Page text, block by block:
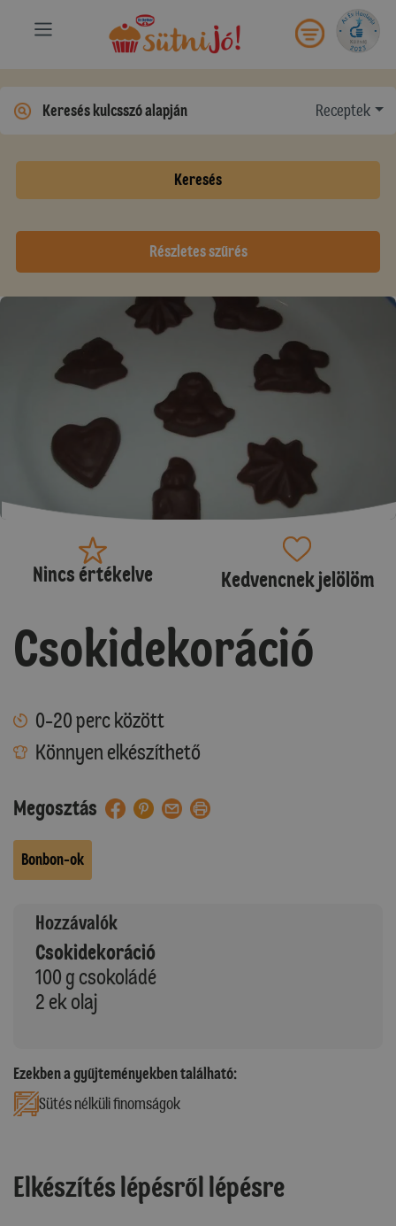
Receptek
Keresés
Részletes szűrés
Nincs értékelve Kedvencnek jelölöm
Csokidekoráció
0-20 perc között
Könnyen elkészíthető
Megosztás
Bonbon-ok
Hozzávalók
Csokidekoráció
100 g csokoládé
2 ek olaj
Ezekben a gyűjteményekben található:
Sütés nélküli finomságok
Elkészítés lépésről lépésre